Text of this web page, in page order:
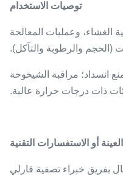
توصيات الاستخدام
الغشاء، وعمليات المعالجة
(الحجم والرطوبة والتآكل).
انسداد؛ مراقبة الشيخوخة
ذات درجات حرارة عالية.
أو الاستفسارات التقنية
بفريق خبراء تصفية فارلي